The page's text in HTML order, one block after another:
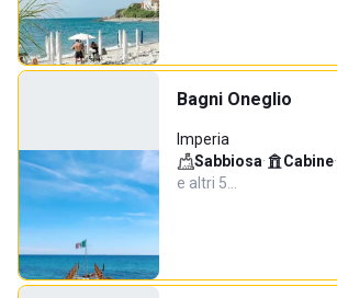
Bagni Oneglio
Imperia
Sabbiosa· Cabine·
e altri 5…